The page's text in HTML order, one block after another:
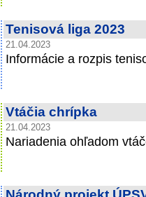
Tenisová liga 2023
21.04.2023
Informácie a rozpis
Vtáčia chrípka
21.04.2023
Nariadenia ohľadom